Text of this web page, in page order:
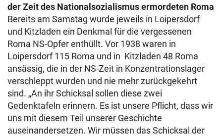
der Zeit des Nationalsozialismus ermordeten Roma
Bereits am Samstag wurde jeweils in Loipersdorf
und Kitzladen ein Denkmal für die vergessenen
Roma NS-Opfer enthüllt. Vor 1938 waren in
Loipersdorf 115 Roma und in Kitzladen 48 Roma
ansässig, die in der NS-Zeit in Konzentrationslager
verschleppt wurden und nie mehr zurückgekehrt
sind. „An ihr Schicksal sollen diese zwei
Gedenktafeln erinnern. Es ist unsere Pflicht, dass wir
uns mit diesem Teil unserer Geschichte
auseinandersetzen. Wir müssen das Schicksal der